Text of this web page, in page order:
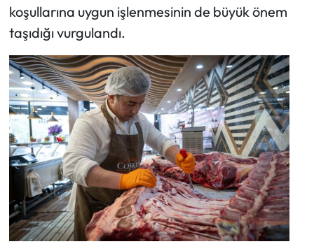
koşullarına uygun işlenmesinin de büyük önem
taşıdığı vurgulandı.